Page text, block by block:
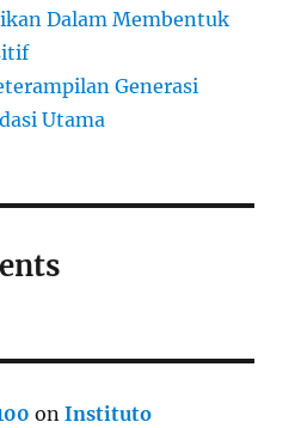
Dalam Membentuk
Generasi
Utama
onInstituto